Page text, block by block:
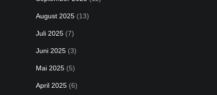
August 2025 (13)
Juli 2025 (7)
Juni 2025 (3)
Mai 2025 (5)
April 2025 (6)